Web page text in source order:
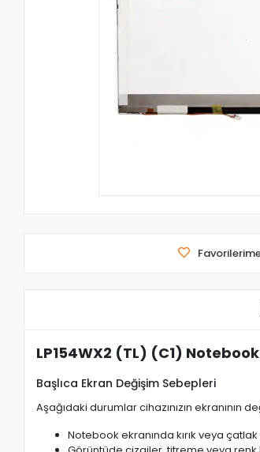
LP154WX2 (TL) (C1)
Başlıca Ekran Değişim Sebepleri
Aşağıdaki durumlar cihazınızın
Notebook ekranında kırık veya